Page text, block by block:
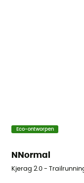
Eco-ontworpen
NNormal
Kjerag 2.0 -